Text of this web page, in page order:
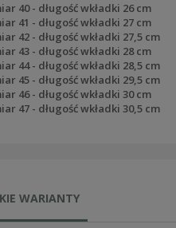
40 - długość wkładki 26 cm
41 - długość wkładki 27 cm
42 - długość wkładki 27,5 cm
43 - długość wkładki 28 cm
44 - długość wkładki 28,5 cm
45 - długość wkładki 29,5 cm
46 - długość wkładki 30 cm
47 - długość wkładki 30,5 cm
WARIANTY